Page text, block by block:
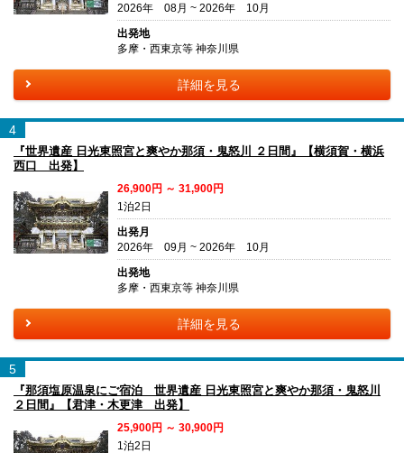
2026年 08月 ~ 2026年 10月
出発地
多摩・西東京等 神奈川県
詳細を見る
4
『世界遺産 日光東照宮と爽やか那須・鬼怒川 ２日間』【横須賀・横浜
西口 出発】
26,900円 ～ 31,900円
1泊2日
出発月
2026年 09月 ~ 2026年 10月
出発地
多摩・西東京等 神奈川県
詳細を見る
5
『那須塩原温泉にご宿泊 世界遺産 日光東照宮と爽やか那須・鬼怒川
２日間』【君津・木更津 出発】
25,900円 ～ 30,900円
1泊2日